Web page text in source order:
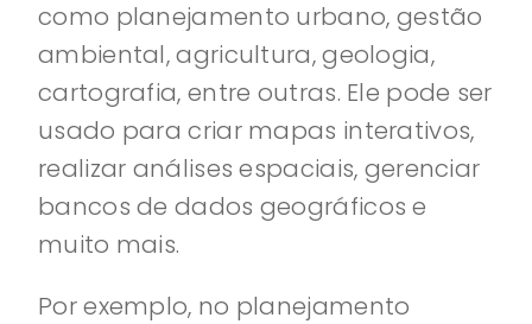
como planejamento urbano, gestão
ambiental, agricultura, geologia,
cartografia, entre outras. Ele pode ser
usado para criar mapas interativos,
realizar análises espaciais, gerenciar
bancos de dados geográficos e
muito mais.
Por exemplo, no planejamento